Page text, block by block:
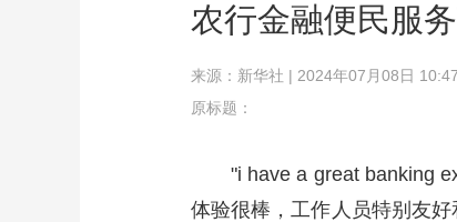
农行金融便民服
来源：新华社 | 2024年07月08日
原标题：
"i have a great banking
体验很棒，工作人员特别友